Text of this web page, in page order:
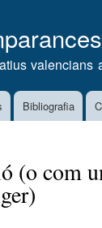
valencians
Bibliografia
(o com